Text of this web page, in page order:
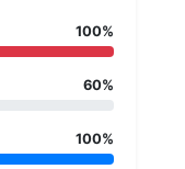
100%
60%
100%